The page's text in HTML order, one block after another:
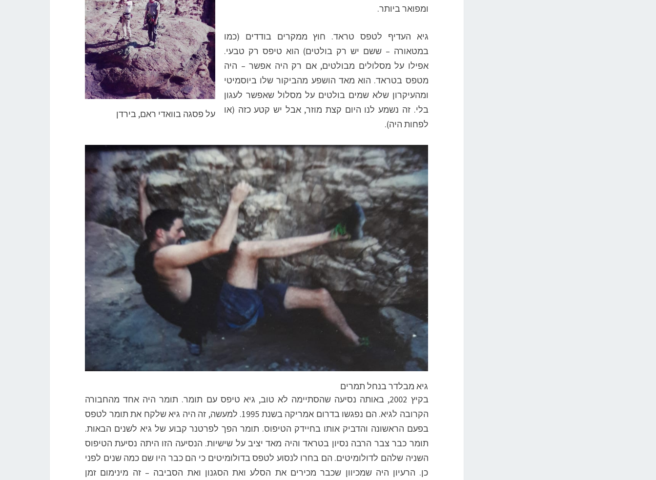
על פסגה בוואדי ראם, בירדן
ומפואר ביותר.
גיא העדיף לטפס טראד. חוץ ממקרים בודדים (כמו
במטאורה – ששם יש רק בולטים) הוא טיפס רק טבעי.
אפילו על מסלולים מבולטים, אם רק היה אפשר – היה
מטפס בטראד. הוא מאד הושפע מהביקור שלו ביוסמיטי
ומהעיקרון שלא שמים בולטים על מסלול שאפשר לעגון
בלי. זה נשמע לנו היום קצת מוזר, אבל יש קטע כזה (או
לפחות היה).
גיא מבלדר בנחל תמרים
בקיץ 2002, באותה נסיעה שהסתיימה לא טוב, גיא טיפס עם תומר. תומר היה אחד מהחבורה
הקרובה לגיא. הם נפגשו בדרום אמריקה בשנת 1995. למעשה, זה היה גיא שלקח את תומר לטפס
בפעם הראשונה והדביק אותו בחיידק הטיפוס. תומר הפך לפרטנר קבוע של גיא לשנים הבאות.
תומר כבר צבר הרבה נסיון בטראד והיה מאד יציב על שישיות. הנסיעה הזו היתה נסיעת הטיפוס
השניה שלהם לדולומיטים. הם בחרו לנסוע לטפס בדולומיטים כי הם כבר היו שם כמה שנים לפני
כן. הרעיון היה שמכיוון שכבר מכירים את הסלע ואת הסגנון ואת הסביבה – זה מינימום זמן